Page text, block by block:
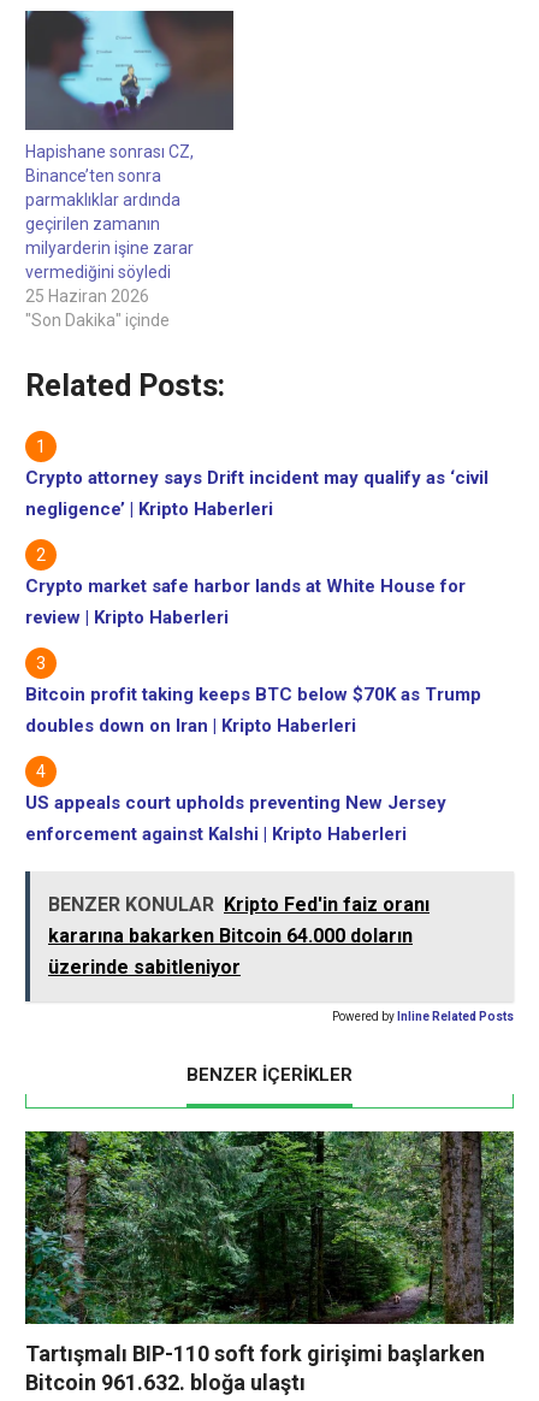
Hapishane sonrası CZ,
Binance’ten sonra
parmaklıklar ardında
geçirilen zamanın
milyarderin işine zarar
vermediğini söyledi
25 Haziran 2026
"Son Dakika" içinde
Related Posts:
Crypto attorney says Drift incident may qualify as ‘civil
negligence’ | Kripto Haberleri
Crypto market safe harbor lands at White House for
review | Kripto Haberleri
Bitcoin profit taking keeps BTC below $70K as Trump
doubles down on Iran | Kripto Haberleri
US appeals court upholds preventing New Jersey
enforcement against Kalshi | Kripto Haberleri
BENZER KONULAR Kripto Fed'in faiz oranı
kararına bakarken Bitcoin 64.000 doların
üzerinde sabitleniyor
Powered by Inline Related Posts
BENZER İÇERİKLER
Tartışmalı BIP-110 soft fork girişimi başlarken
Bitcoin 961.632. bloğa ulaştı